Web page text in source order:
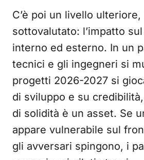
C’è poi un livello
sottovalutato: l’impatto
interno ed esterno. In un
tecnici e gli ingegneri si
progetti 2026-2027 si
di sviluppo e su
di solidità è un asset. Se
appare vulnerabile sul
gli avversari spingono, i